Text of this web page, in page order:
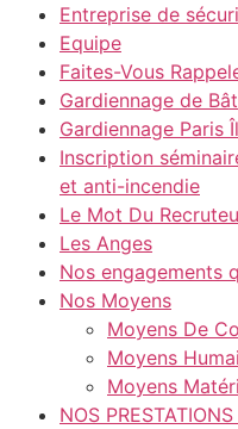
Entreprise de
Equipe
Faites-Vous
Gardiennage de
Gardiennage Paris
Inscription
et anti-incendie
Le Mot Du
Les Anges
Nos engagements
Nos Moyens
Moyens De
Moyens
Moyens
NOS